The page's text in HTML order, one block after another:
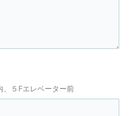
、５Fエレベーター前